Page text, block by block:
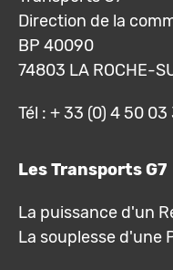
Direction de la
BP 40090
74803 LA ROCHE-
Tél : + 33 (0) 4 50 03
Les Transports G7
La puissance d'un
La souplesse d'une